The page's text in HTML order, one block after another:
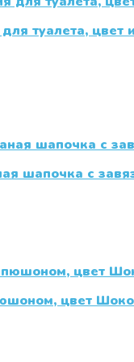
туалета, цвет
шапочка с
цвет